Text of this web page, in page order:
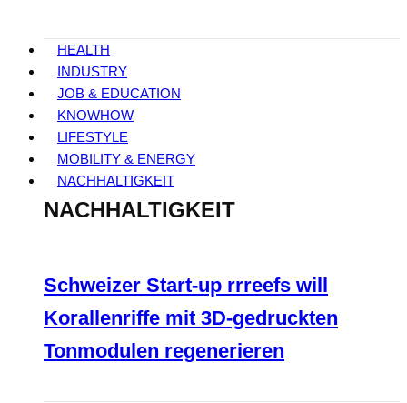
HEALTH
INDUSTRY
JOB & EDUCATION
KNOWHOW
LIFESTYLE
MOBILITY & ENERGY
NACHHALTIGKEIT
NACHHALTIGKEIT
Schweizer Start-up rrreefs will
Korallenriffe mit 3D-gedruckten
Tonmodulen regenerieren